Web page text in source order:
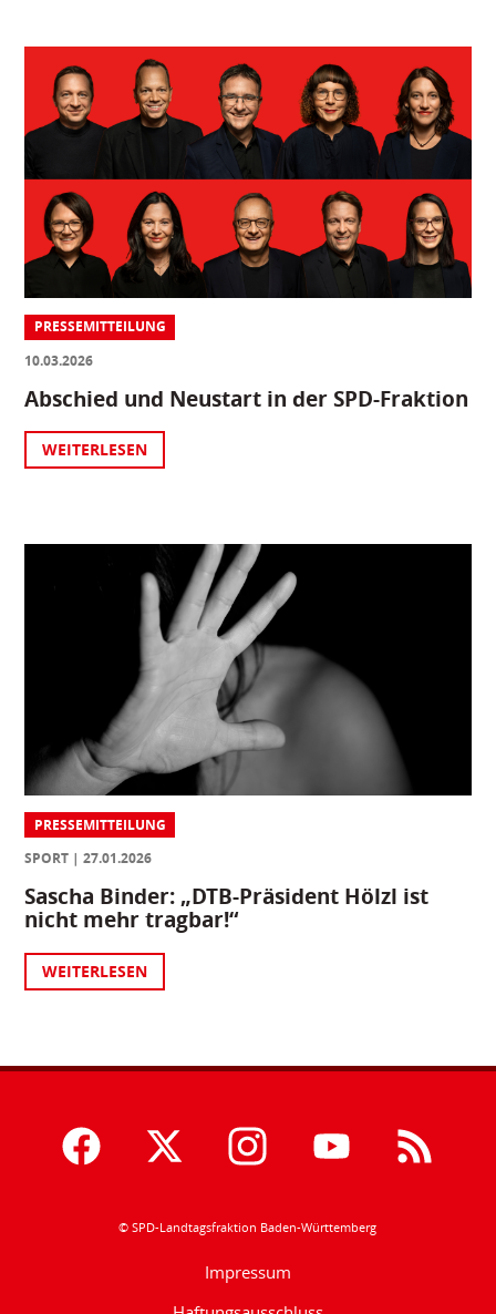
PRESSEMITTEILUNG
10.03.2026
Abschied und Neustart in der SPD-Fraktion
WEITERLESEN
PRESSEMITTEILUNG
SPORT
27.01.2026
Sascha Binder: „DTB-Präsident Hölzl ist
nicht mehr tragbar!“
WEITERLESEN
© SPD-Landtagsfraktion Baden-Württemberg
Impressum